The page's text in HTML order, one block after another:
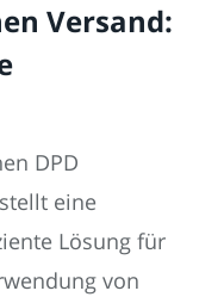
Versand:
DPD
eine
Lösung für
von